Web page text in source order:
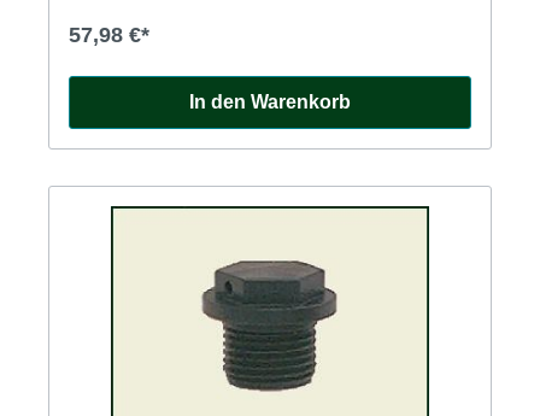
57,98 €*
In den Warenkorb